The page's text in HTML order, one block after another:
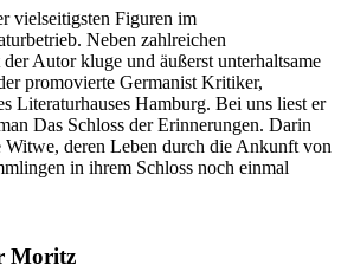
vielseitigsten Figuren im
Neben zahlreichen
Autor kluge und äußerst unterhaltsame
promovierte Germanist Kritiker,
Literaturhauses Hamburg. Bei uns liest er
Das Schloss der Erinnerungen. Darin
Witwe, deren Leben durch die Ankunft von
in ihrem Schloss noch einmal
Moritz